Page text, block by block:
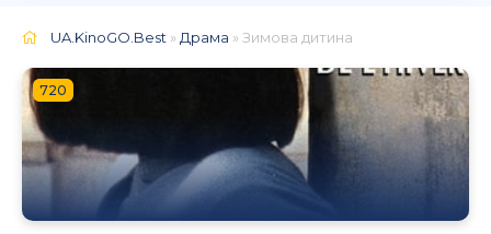
UA.KinoGO.Best » Драма » Зимова дитина
720